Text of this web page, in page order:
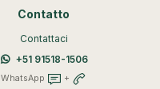
Contatto
Contattaci
+51 91518-1506
WhatsApp +